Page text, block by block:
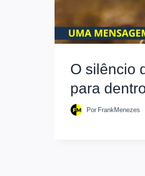
O silêncio
para
Por FrankMenezes